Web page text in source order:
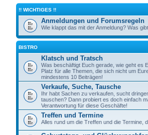
!! WICHTIGES !!
Anmeldungen und Forumsregeln
Wie klappt das mit der Anmeldung? Was
BISTRO
Klatsch und Tratsch
Was beschäftigt Euch gerade, wie geht es
Platz für alle Themen, die sich nicht um
mindestens 10 Beiträgen!
Verkaufe, Suche, Tausche
Ihr habt Sachen zu verkaufen, sucht
tauschen? Dann probiert es doch einfach
Verantwortung für diese Geschäfte!
Treffen und Termine
Alles rund um die Treffen und die Termine,